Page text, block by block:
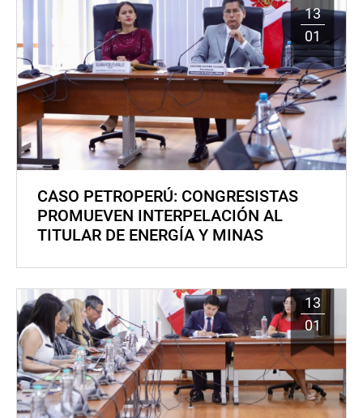
13
01
CASO PETROPERÚ: CONGRESISTAS
PROMUEVEN INTERPELACIÓN AL
TITULAR DE ENERGÍA Y MINAS
13
01